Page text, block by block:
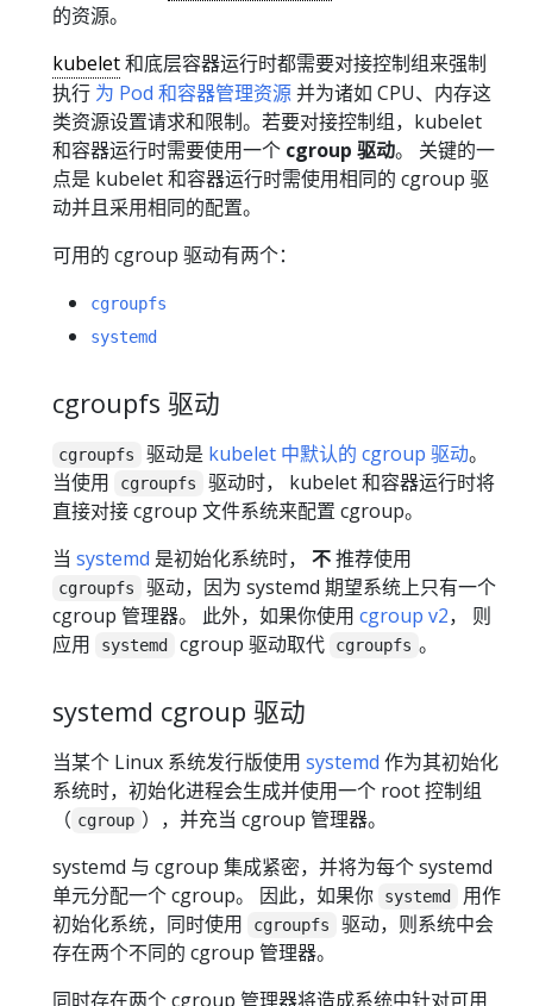
的资源。
kubelet和底层容器运行时都需要对接控制组来强制
执行 为 Pod 和容器管理资源并为诸如 CPU、内存这
类资源设置请求和限制。若要对接控制组，kubelet
和容器运行时需要使用一个 cgroup 驱动。 关键的一
点是 kubelet 和容器运行时需使用相同的 cgroup 驱
动并且采用相同的配置。
可用的 cgroup 驱动有两个：
cgroupfs
systemd
cgroupfs 驱动
cgroupfs 驱动是 kubelet 中默认的 cgroup 驱动。
当使用
cgroupfs
驱动时， kubelet 和容器运行时将
直接对接 cgroup 文件系统来配置 cgroup。
当 systemd 是初始化系统时， 不推荐使用
cgroupfs
驱动，因为 systemd 期望系统上只有一个
cgroup 管理器。 此外，如果你使用 cgroup v2， 则
应用
systemd cgroup 驱动取代 cgroupfs 。
systemd cgroup 驱动
当某个 Linux 系统发行版使用 systemd 作为其初始化
系统时，初始化进程会生成并使用一个 root 控制组
（ cgroup ），并充当 cgroup 管理器。
systemd 与 cgroup 集成紧密，并将为每个 systemd
单元分配一个 cgroup。 因此，如果你
systemd
用作
初始化系统，同时使用
cgroupfs
驱动，则系统中会
存在两个不同的 cgroup 管理器。
同时存在两个 cgroup 管理器将造成系统中针对可用